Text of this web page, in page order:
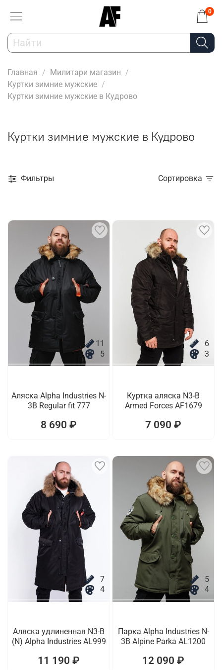
0
Главная
Милитари магазин
Куртки зимние мужские
Куртки зимние мужские в Кудрово
Куртки зимние мужские в Кудрово
Фильтры Сортировка
11
5
Аляска Alpha Industries N-
3B Regular fit 777
8 690 ₽
6
3
Куртка аляска N3-B
Armed Forces AF1679
7 090 ₽
7
4
Аляска удлиненная N3-B
(N) Alpha Industries AL999
11 190 ₽
5
4
Парка Alpha Industries N-
3B Alpine Parka AL1200
12 090 ₽